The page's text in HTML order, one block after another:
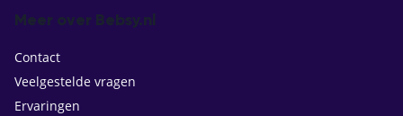
Meer over Bebsy.nl
Contact
Veelgestelde vragen
Ervaringen